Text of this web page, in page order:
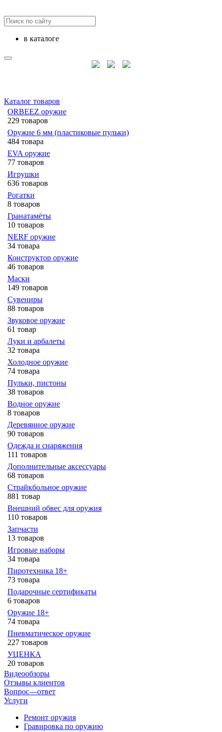
в каталоге
Каталог товаров
ORBEEZ оружие
229 товаров
Оружие 6 мм (пластиковые пульки)
484 товара
EVA оружие
77 товаров
Игрушки
636 товаров
Рогатки
8 товаров
Гранатамёты
10 товаров
NERF оружие
34 товара
Конструктор оружие
46 товаров
Маски
149 товаров
Сувениры
88 товаров
Звуковое оружие
61 товар
Луки и арбалеты
32 товара
Холодное оружие
74 товара
Пульки, пистоны
38 товаров
Водное оружие
8 товаров
Деревянное оружие
90 товаров
Одежда и снаряжения
111 товаров
Дополнительные аксессуары
68 товаров
Страйкбольное оружие
881 товар
Внешний обвес для оружия
110 товаров
Запчасти
13 товаров
Игровые наборы
34 товара
Пиротехника 18+
73 товара
Подарочные сертификаты
6 товаров
Оружие 18+
74 товара
Пневматическое оружие
227 товаров
УЦЕНКА
20 товаров
Видеообзоры
Отзывы клиентов
Вопрос—ответ
Услуги
Ремонт оружия
Гравировка по оружию